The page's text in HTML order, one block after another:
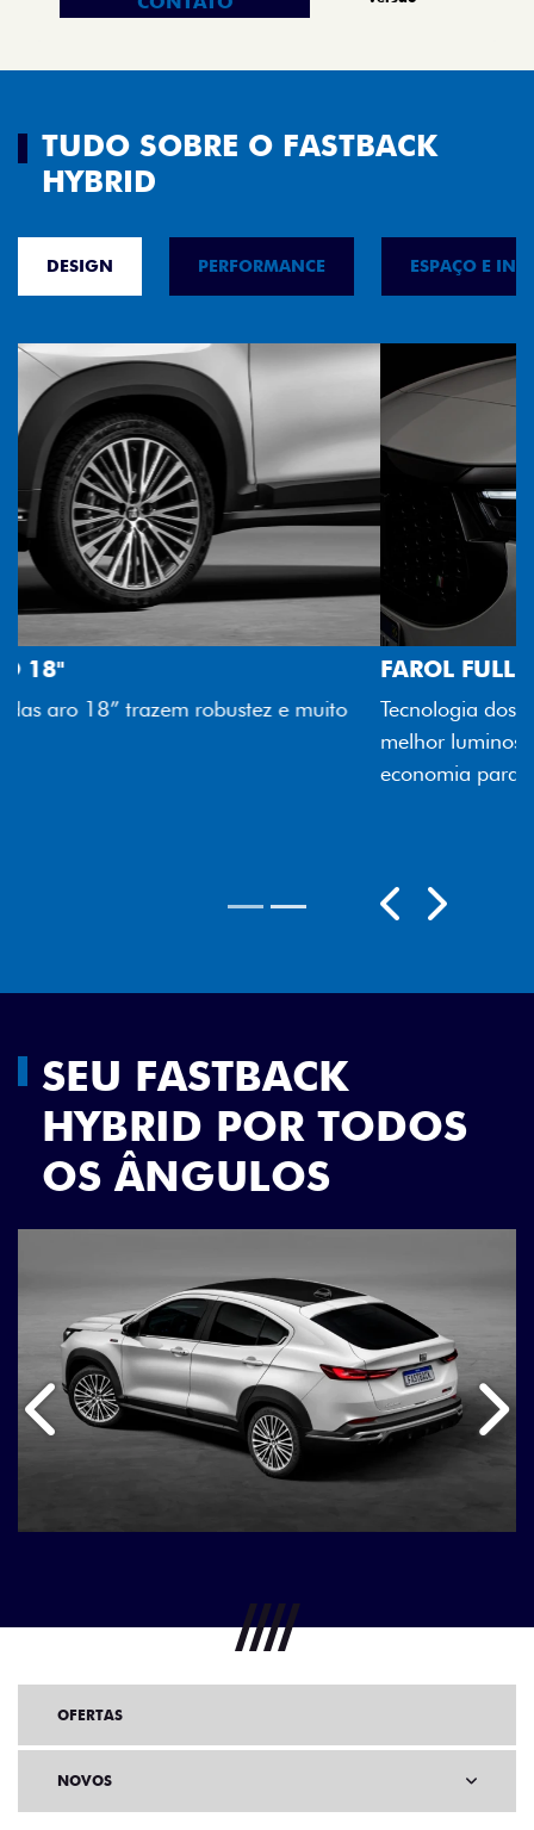
TUDO SOBRE O FASTBACK
HYBRID
DESIGN PERFORMANCE ESPAÇO E
FAROL FULL LED
Tecnologia dos faróis totalmente em LED garante
melhor luminosidade, maior durabilidade e mais
Rodas aro 18"
SEU FASTBACK
HYBRID POR TODOS
OS ÂNGULOS
Anterior
OFERTAS
NOVOS